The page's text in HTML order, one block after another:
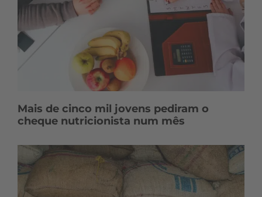
Mais de cinco mil jovens pediram o
cheque nutricionista num mês